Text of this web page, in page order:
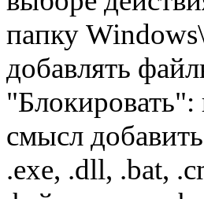
папку
добавлять
смысл
.exe, .dll, .bat,